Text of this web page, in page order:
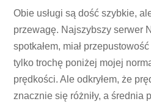
Obie usługi są dość szybkie,
przewagę. Najszybszy serwer
spotkałem, miał
tylko trochę poniżej mojej
prędkości. Ale odkryłem, że
znacznie się różniły, a średnia